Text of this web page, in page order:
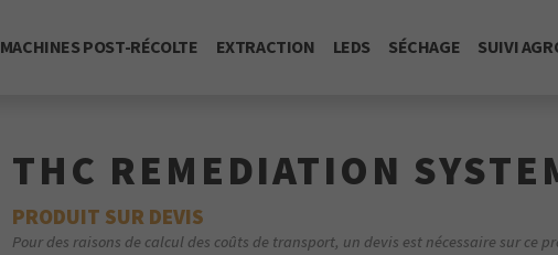
MACHINES POST-RÉCOLTE EXTRACTION LEDS SÉCHAGE SUIVI
THC REMEDIATION
PRODUIT SUR DEVIS
Pour des raisons de calcul des coûts de transport, un devis est nécessaire sur ce